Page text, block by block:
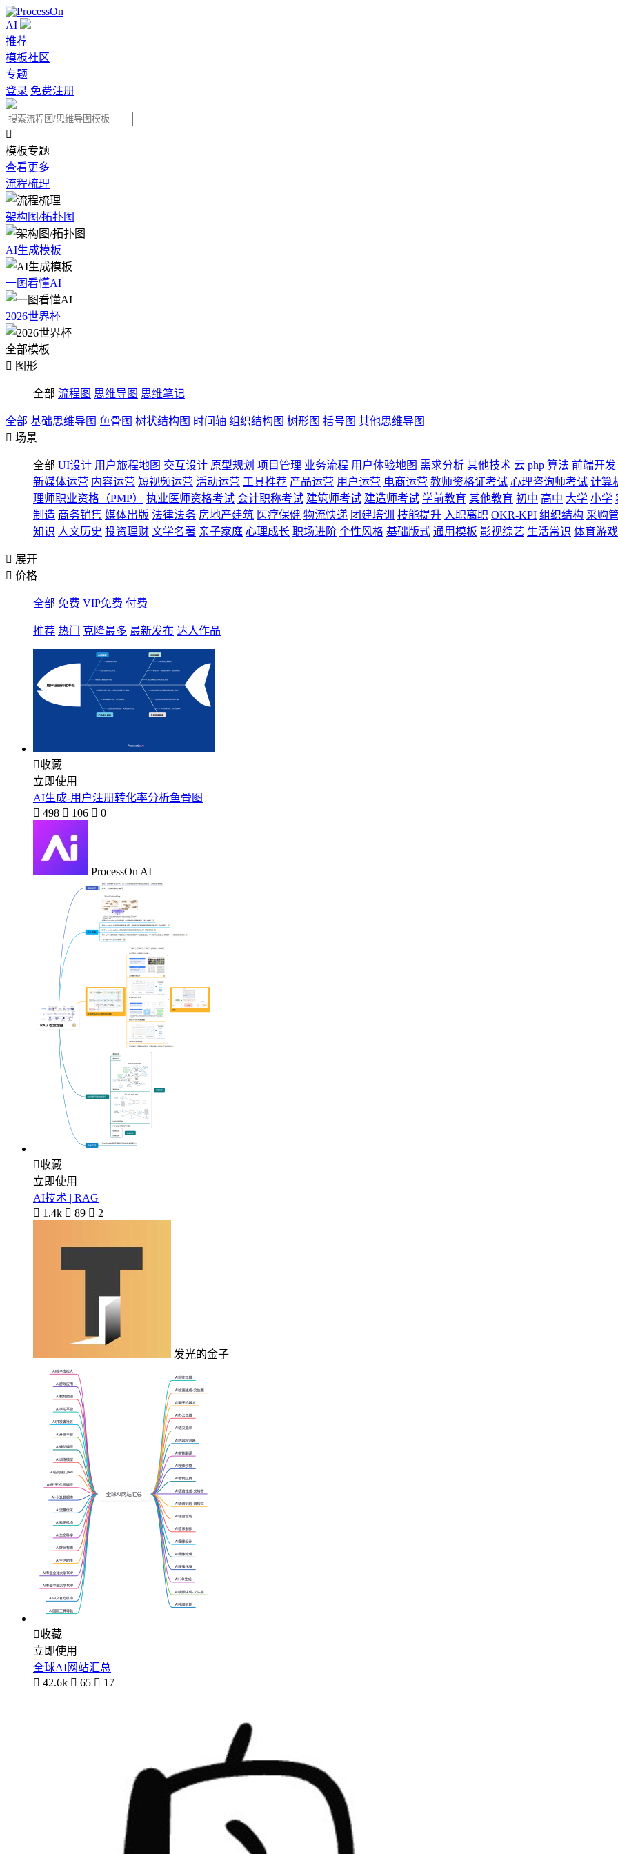
AI
推荐
模板社区
专题
登录 免费注册

模板专题
查看更多
流程梳理
架构图/拓扑图
AI生成模板
一图看懂AI
2026世界杯
全部模板
 图形
全部 流程图 思维导图 思维笔记
全部 基础思维导图 鱼骨图 树状结构图 时间轴 组织结构图 树形图 括号图 其他思维导图
 场景
全部 UI设计 用户旅程地图 交互设计 原型规划 项目管理 业务流程 用户体验地图 需求分析 其他技术 云 php 算法 前端开发
新媒体运营 内容运营 短视频运营 活动运营 工具推荐 产品运营 用户运营 电商运营 教师资格证考试 心理咨询师考试 计算
理师职业资格（PMP）
执业医师资格考试 会计职称考试 建筑师考试 建造师考试 学前教育 其他教育 初中 高中 大学 小学
制造 商务销售 媒体出版 法律法务 房地产建筑 医疗保健 物流快递 团建培训 技能提升 入职离职 OKR-KPI 组织结构 采购
知识 人文历史 投资理财 文学名著 亲子家庭 心理成长 职场进阶 个性风格 基础版式 通用模板 影视综艺 生活常识 体育游戏
 展开
 价格
全部 免费 VIP免费 付费
推荐 热门 克隆最多 最新发布 达人作品
收藏
立即使用
AI生成-用户注册转化率分析鱼骨图
 498  106  0
ProcessOn AI
收藏
立即使用
AI技术 | RAG
 1.4k  89  2
发光的金子
收藏
立即使用
全球AI网站汇总
 42.6k  65  17